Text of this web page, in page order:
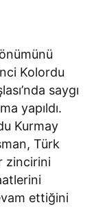
Kolordu
saygı
yapıldı.
Kurmay
Türk
zincirini
ettiğini